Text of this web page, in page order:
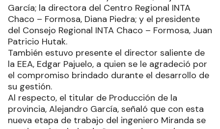
García; la directora del Centro Regional INTA
Chaco – Formosa, Diana Piedra; y el presidente
del Consejo Regional INTA Chaco – Formosa, Juan
Patricio Hutak.
También estuvo presente el director saliente de
la EEA, Edgar Pajuelo, a quien se le agradeció por
el compromiso brindado durante el desarrollo de
su gestión.
Al respecto, el titular de Producción de la
provincia, Alejandro García, señaló que con esta
nueva etapa de trabajo del ingeniero Miranda se